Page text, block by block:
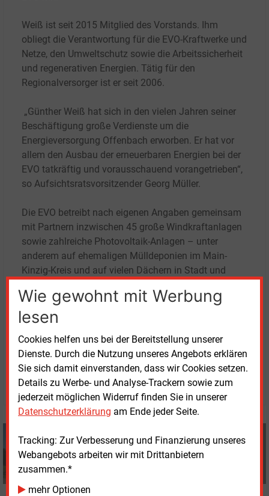
Wie gewohnt mit Werbung
lesen
Cookies helfen uns bei der Bereitstellung unserer
Dienste. Durch die Nutzung unseres Angebots erklären
Sie sich damit einverstanden, dass wir Cookies setzen.
Details zu Werbe- und Analyse-Trackern sowie zum
jederzeit möglichen Widerruf finden Sie in unserer
Datenschutzerklärung am Ende jeder Seite.
Tracking: Zur Verbesserung und Finanzierung unseres
Webangebots arbeiten wir mit Drittanbietern
zusammen.*
mehr Optionen
Weiß ist seit 2015 Mitglied des Vorstands. Ihm
obliegt die Verantwortung für die EVO-Kraftwerke und
Netze, den Umweltschutz sowie die Arbeitssicherheit
und regenerativen Energien. Tätig für den
Regionalversorger ist er seit 2006.
„Günther Weiß hat sich in den vielen Jahren seiner
Beschäftigung große Verdienste um die
Energieversorgung Offenbach erworben. Er hat vor
allem den Ausbau der erneuerbaren Energien bei der
EVO tatkräftig und vorausschauend vorangetrieben“,
so Aufsichtsratsvorsitzender Georg Müller.
Die EVO betreibt nach eigenen Angaben gemeinsam
mit Partnern inzwischen 45 große Windkraftanlagen
sowie zahlreiche Photovoltaik-Anlagen – unter
anderem auf ehemaligen Mülldeponien im Main-
Kinzig-Kreis und auf vielen Dächern in Stadt und
und deren schrittweise „Vergrünung“ nehmen dem
Vernehmen nach konkrete Züge an.
Donnerstag, 27.02.2025, 09:06 Uhr
Manfred Fischer
© 2026 Energie & Management GmbH
+49 (0) 8152 9311 0
info@energie-und-management.de